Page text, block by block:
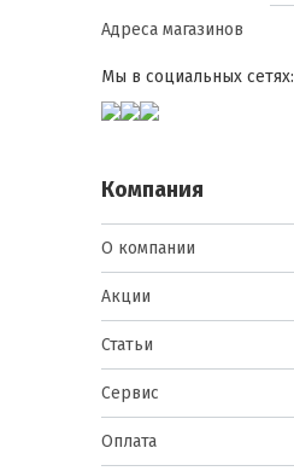
Адреса магазинов
Мы в социальных сетях:
Компания
О компании
Акции
Статьи
Сервис
Оплата